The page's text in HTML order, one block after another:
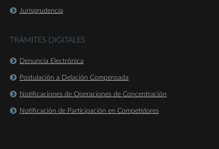
Jurisprudencia
TRÁMITES DIGITALES
Denuncia Electrónica
Postulación a Delación Compensada
Notificaciones de Operaciones de Concentración
Notificación de Participación en Competidores